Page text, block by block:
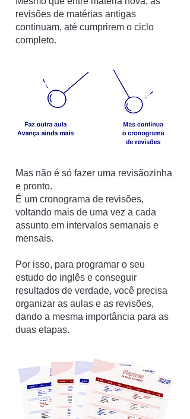
revisões de matérias antigas
continuam, até cumprirem o ciclo
completo.
Mas não é só fazer uma revisãozinha
e pronto.
É um cronograma de revisões,
voltando mais de uma vez a cada
assunto em intervalos semanais e
mensais.
Por isso, para programar o seu
estudo do inglês e conseguir
resultados de verdade, você precisa
organizar as aulas e as revisões,
dando a mesma importância para as
duas etapas.